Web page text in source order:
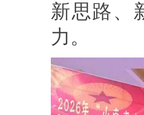
新思路、
力。